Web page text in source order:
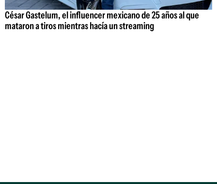
César Gastelum, el influencer mexicano de 25 años al que
mataron a tiros mientras hacía un streaming